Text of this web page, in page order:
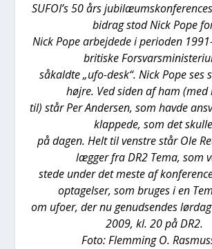
SUFOI’s 50 års
bidrag stod Nick Pope
Nick Pope arbej­de­de i peri­o­den
bri­ti­ske
såkald­te „ufo-desk“. Nick Pope ses
høj­re. Ved siden af ham (med
til) står Per Ander­sen, som hav­de
klap­pe­de, som det
på dagen. Helt til ven­stre står Ole
læg­ger fra DR2 Tema, som
ste­de under det meste af
opta­gel­ser, som bru­ges i en
om ufo­er, der nu genud­sen­des
2009, kl. 20 på DR2.
Foto: Flem­m­ing O.